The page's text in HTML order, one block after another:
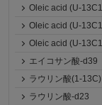
Oleic acid (U-
Oleic acid (U-
Oleic acid (U-
エイコサン酸-d39
ラウリン酸(1-13C)
ラウリン酸-d23